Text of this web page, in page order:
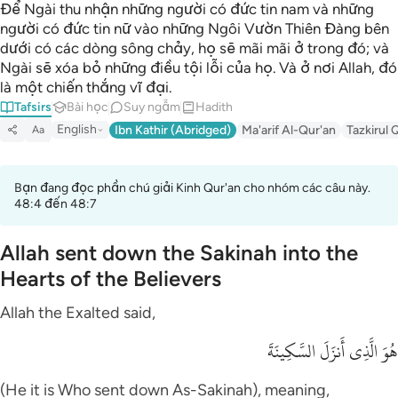
Để Ngài thu nhận những người có đức tin nam và những
người có đức tin nữ vào những Ngôi Vườn Thiên Đàng bên
dưới có các dòng sông chảy, họ sẽ mãi mãi ở trong đó; và
Ngài sẽ xóa bỏ những điều tội lỗi của họ. Và ở nơi Allah, đó
là một chiến thắng vĩ đại.
Tafsirs Bài học Suy ngẫm Hadith
Aa English Ibn Kathir (Abridged) Ma'arif Al-Qur'an Tazkirul
Bạn đang đọc phần chú giải Kinh Qur'an cho nhóm các câu này.
48:4 đến 48:7
Allah sent down the Sakinah into the
Hearts of the Believers
Allah the Exalted said,
هُوَ الَّذِى أَنزَلَ السَّكِينَةَ
(He it is Who sent down As-Sakinah), meaning,